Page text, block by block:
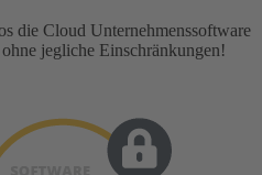
die Cloud Unternehmenssoftware
jegliche Einschränkungen!